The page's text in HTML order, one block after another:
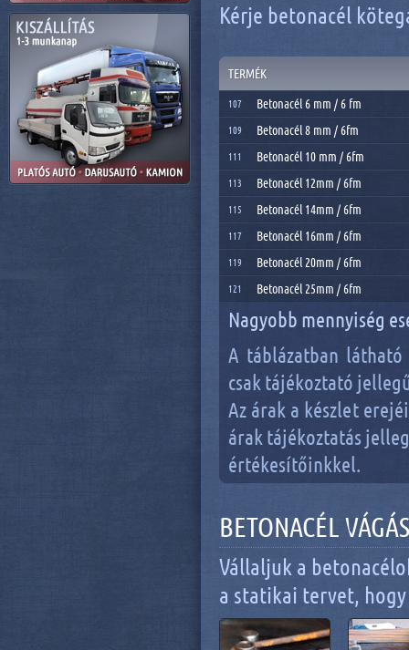
Kérje betonacél
TERMÉK
107 Betonacél 6 mm / 6 fm
109 Betonacél 8 mm / 6fm
111 Betonacél 10 mm / 6fm
113 Betonacél 12mm / 6fm
115 Betonacél 14mm / 6fm
117 Betonacél 16mm / 6fm
119 Betonacél 20mm / 6fm
121 Betonacél 25mm / 6fm
Nagyobb mennyiség
A táblázatban
csak tájékoztató
Az árak a készlet
árak tájékoztatás
értékesítőinkkel.
BETONACÉL
Vállaljuk a
a statikai tervet,